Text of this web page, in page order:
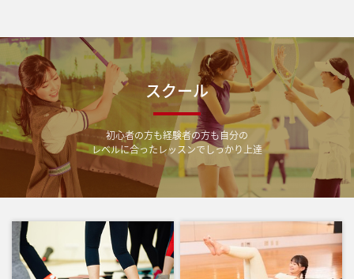
スクール
初心者の方も経験者の方も自分の
レベルに合ったレッスンでしっかり上達